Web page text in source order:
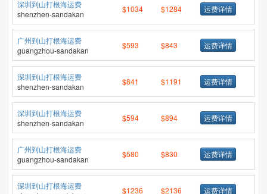
深圳到山打根海运费
shenzhen-sandakan
$1034 $1284 运费详情
广州到山打根海运费
guangzhou-sandakan
$593 $843 运费详情
深圳到山打根海运费
shenzhen-sandakan
$841 $1191 运费详情
深圳到山打根海运费
shenzhen-sandakan
$594 $894 运费详情
广州到山打根海运费
guangzhou-sandakan
$580 $830 运费详情
深圳到山打根海运费
$1236 $2136 运费详情